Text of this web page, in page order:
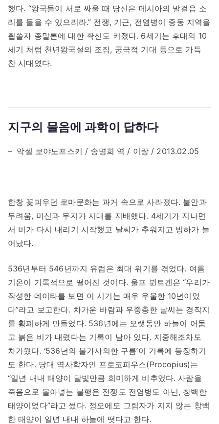
했다. “왕국들이 서로 싸울 때 당신은 메시아의 발걸음 소
리를 들을 수 있으리라.” 전쟁, 기근, 전염병이 중동 지역을
휩쓸자 종말론에 대한 확신도 커졌다. 6세기는 후대의 10
세기 처럼 천년왕국설의 조짐, 궁극적 기대 등으로 가득
찬 시대였다.
지구의 물음에 과학이 답하다
– 악셀 보야노프스키 / 송명희 역 / 이랑 / 2013.02.05
한창 꽃피우던 로마문화는 과거 속으로 사라졌다. 불안과
두려움, 미신과 무지가 시대를 지배했다. 4세기가 지나면
서 비가 다시 내리기 시작했고 날씨가 추워지고 빙하가 늘
어났다.
536년부터 546년까지 유럽은 최대 위기를 겪었다. 여름
기온이 기록적으로 떨어진 것이다. 울프 뷘트겐은 “우리가
작성한 데이타를 보면 이 시기는 매우 우울한 10년이었
다”라고 보고한다. 차가운 바람과 우중충한 날씨는 경작지
를 황폐하게 만들었다. 536년에는 오랫동안 하늘이 어둡
고 붉은 비가 내렸다는 기록이 남아 있다. 지중해조차도
차가웠다. ‘536년의 불가사의한 구름’이 기록에 등장하기
도 한다. 당대 역사학자인 프로코피우스(Procopius)는
“일년 내내 태양이 달빛만큼 희미하게 비추었다. 사람을
죽음으로 몰아넣는 불행은 전쟁도 전염병도 아닌, 창백한
태양이었다”라고 썼다. 정오에도 그림자가 지지 않는 창백
한 태양이 일년 내내 하늘에 떳다고 한다.